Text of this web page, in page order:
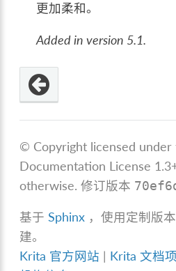
更加柔和。
Added in version 5.1.
© Copyright licensed under
Documentation License
otherwise.修订版本
基于Sphinx ，使用定制版
建。
Krita 官方网站 | Krita 文档